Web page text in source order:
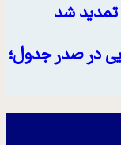
تمدید شد
در صدر جدول؛